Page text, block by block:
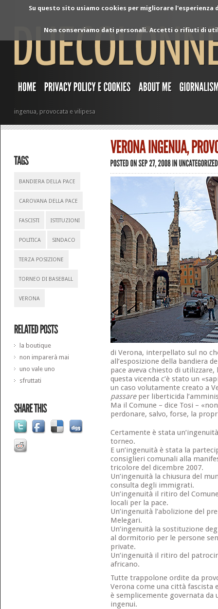
Su questo sito usiamo cookies per migliorare
Non conserviamo dati personali. Accetti o rifiuti di
ingenua, provocata e vilipesa
BANDIERA DELLA PACE
CAROVANA DELLA PACE
FASCISTI ISTITUZIONI
POLITICA SINDACO
TERZA POSIZIONE
TORNEO DI BASEBALL
VERONA
la boutique
non imparerà mai
uno vale uno
sfruttati
di Verona, interpellato sul no
all’esposizione della bandiera
pace aveva chiesto di
questa vicenda c’è stato un
un caso volutamente creato a
passareper liberticida
Ma il Comune – dice Tosi –
perdonare, salvo, forse, la
Certamente è stata
torneo.
E un’ingenuità è stata la
consiglieri comunali alla
tricolore del dicembre 2007.
Un’ingenuità la chiusura del
consulta degli immigrati.
Un’ingenuità il ritiro del
locali per la pace.
Un’ingenuità l’abolizione del
Melegari.
Un’ingenuità la sostituzione
al dormitorio per le persone
private.
Un’ingenuità il ritiro del
africano.
Tutte trappolone ordite da
Verona come una città fascista
è semplicemente governata da
ingenui.